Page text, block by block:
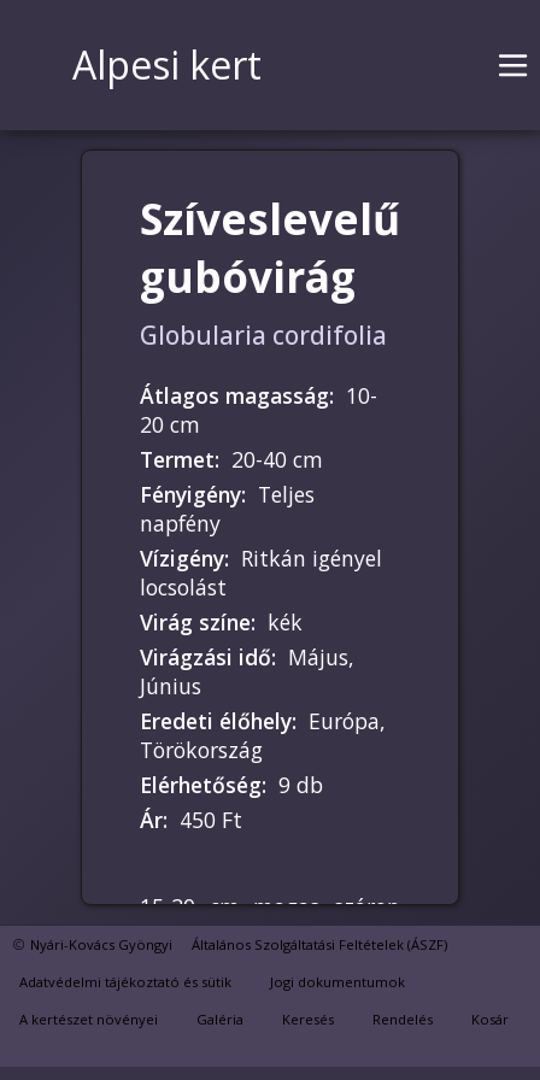
Alpesi kert
Szíveslevelű
gubóvirág
Globularia cordifolia
Átlagos magasság: 10-
20 cm
Termet: 20-40 cm
Fényigény: Teljes
napfény
Vízigény: Ritkán igényel
locsolást
Virág színe: kék
Virágzási idő: Május,
Június
Eredeti élőhely: Európa,
Törökország
Elérhetőség: 9 db
Ár: 450 Ft
15-20 cm magas száron
hozza kék virágait.
párnát alkot.
Nyári-Kovács Gyöngyi Általános Szolgáltatási Feltételek (ÁSZF)
Adatvédelmi tájékoztató és sütik Jogi dokumentumok
A kertészet növényei Galéria Keresés Rendelés Kosár